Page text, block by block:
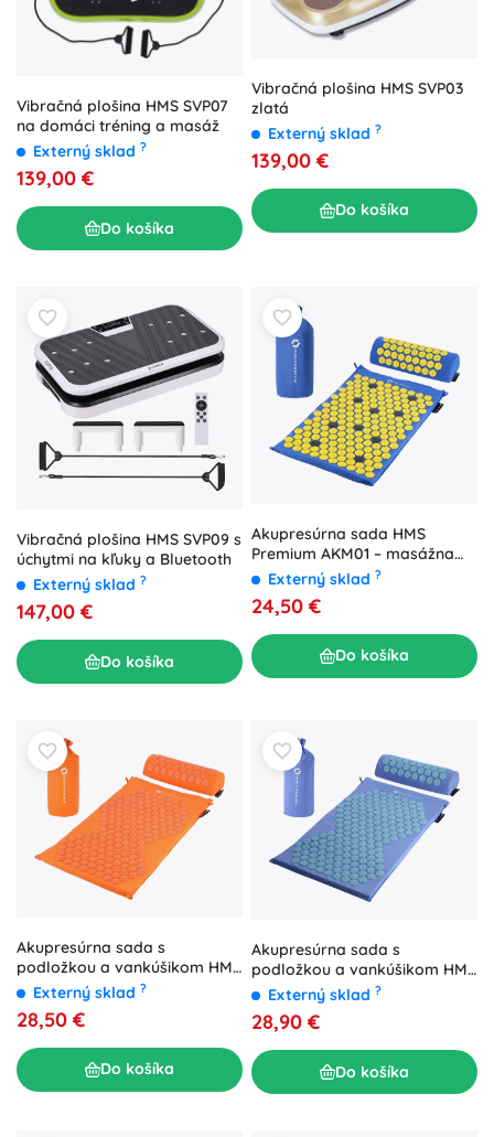
Vibračná plošina HMS SVP07
na domáci tréning a masáž
Externý sklad ?
139,00 €
Do košíka
Vibračná plošina HMS SVP03
zlatá
Externý sklad ?
139,00 €
Do košíka
Vibračná plošina HMS SVP09 s
úchytmi na kľuky a Bluetooth
Externý sklad ?
147,00 €
Do košíka
Akupresúrna sada HMS
Premium AKM01 – masážna
podložka a vankúšik, modrá
Externý sklad ?
24,50 €
Do košíka
Akupresúrna sada s
podložkou a vankúšikom HMS
Premium, oranžová
Externý sklad ?
28,50 €
Do košíka
Akupresúrna sada s
podložkou a vankúšikom HMS
Premium, modrá
Externý sklad ?
28,90 €
Do košíka